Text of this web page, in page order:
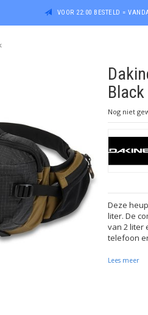
VOOR 22:00 BESTELD =
Black
Nog niet
Deze
liter. De
van 2 liter
telefoon
Lees meer